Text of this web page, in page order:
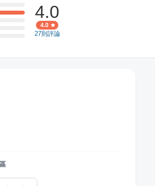
4.0
4.0
27則評論